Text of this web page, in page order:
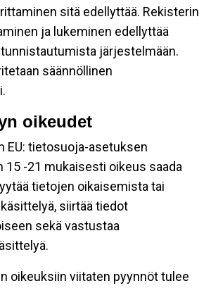
sitä edellyttää. Rekisterin
ja lukeminen edellyttää
järjestelmään.
säännöllinen
oikeudet
EU: tietosuoja-asetuksen
15 -21 mukaisesti oikeus saada
tietojen oikaisemista tai
siirtää tiedot
sekä vastustaa
oikeuksiin viitaten pyynnöt tulee